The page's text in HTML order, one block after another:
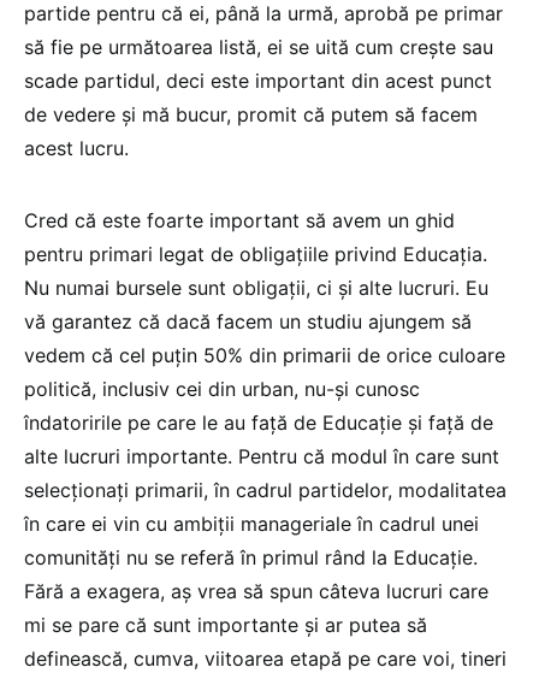
partide pentru că ei, până la urmă, aprobă pe primar
să fie pe următoarea listă, ei se uită cum crește sau
scade partidul, deci este important din acest punct
de vedere și mă bucur, promit că putem să facem
acest lucru.
Cred că este foarte important să avem un ghid
pentru primari legat de obligațiile privind Educația.
Nu numai bursele sunt obligații, ci și alte lucruri. Eu
vă garantez că dacă facem un studiu ajungem să
vedem că cel puțin 50% din primarii de orice culoare
politică, inclusiv cei din urban, nu-și cunosc
îndatoririle pe care le au față de Educație și față de
alte lucruri importante. Pentru că modul în care sunt
selecționați primarii, în cadrul partidelor, modalitatea
în care ei vin cu ambiții manageriale în cadrul unei
comunități nu se referă în primul rând la Educație.
Fără a exagera, aș vrea să spun câteva lucruri care
mi se pare că sunt importante și ar putea să
definească, cumva, viitoarea etapă pe care voi, tineri